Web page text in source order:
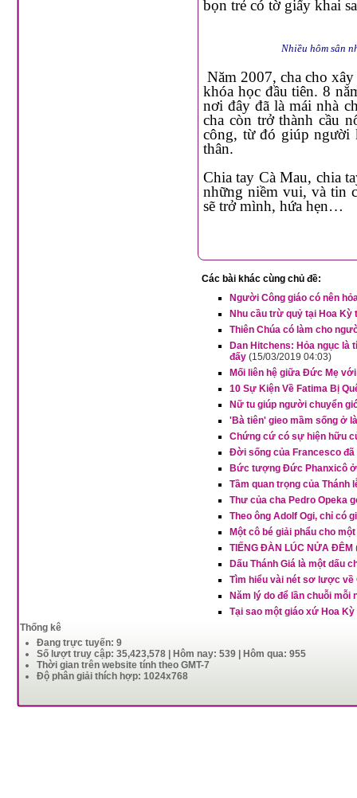
Nhiều hôm sân
Năm 2007, cha cho xây dựng Trung tâm khuyết tật Nhân Ái, sau hai năm thì khai giảng
khóa học đầu tiên. 8 năm qua, với
nơi đây đã là mái nhà chung của hàng
cha còn trở thành cầu nối để mỗi em có cơ hội làm việc tại
công, từ đó giúp người khuyết tật trẻ hòa nhập với đời và có thu nhập nuôi sống bản
thân.
Chia tay Cà Mau, chia tay ông cố “lấm mùi chiên” ở miền tận cùng Tổ quốc, lòng ngập
những niềm vui, và tin chắc,
sẽ trở mình, hứa hẹn…
Các bài khác cùng chủ đề:
Người Công giáo có nên
Nhu cầu trừ quỷ tại Hoa Kỳ
Thiên Chúa có làm cho
Dan Hitchens: Hỏa ngục là
đấy (15/03/2019 04:03)
Mối liên hệ giữa Đức Mẹ
10 Sự Kiện Về Fatima Bị
Nữ tu giúp người chuyển
'Bà tiên' gieo mầm sống ở
Chứng cứ có sự hiện hữu
Đời sống của Francesco đã
Bức tượng Đức Phanxicô
Tầm quan trọng của Thánh
Thư của cha Pedro Opeka
Theo ông Adolf Ogi, chỉ có
Một cô bé giải phẩu cho
TIẾNG ĐÀN LÚC NỬA ĐÊM
Dấu Thánh Giá là một dấu
Tìm hiểu vài nét sơ lược về
Năm lý do để lần chuỗi mỗi
Tại sao một giáo xứ Hoa
Thống kê
Đang trực tuyến: 9
Số lượt truy cập: 35,423,578 | Hôm nay: 539 | Hôm qua: 955
Thời gian trên website tính theo GMT-7
Độ phân giải thích hợp: 1024x768